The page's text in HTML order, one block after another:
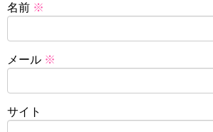
名前 ※
メール ※
サイト